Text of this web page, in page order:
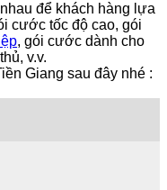
để khách hàng lựa
cước tốc độ cao, gói
, gói cước dành cho
v.v.
Giang sau đây nhé :